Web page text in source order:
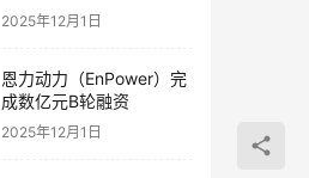
资
2025年12月1日
恩力动力（EnPower）完
成数亿元B轮融资
2025年12月1日